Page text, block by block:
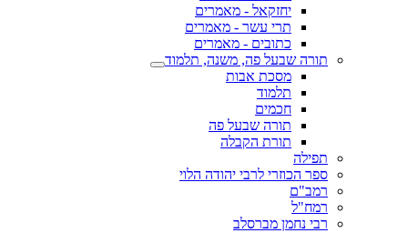
יחזקאל - מאמרים
תרי עשר - מאמרים
כתובים - מאמרים
תורה שבעל פה, משנה, תלמוד
מסכת אבות
תלמוד
חכמים
תורה שבעל פה
תורת הקבלה
תפילה
ספר הכוזרי לרבי יהודה הלוי
רמב"ם
רמח"ל
רבי נחמן מברסלב